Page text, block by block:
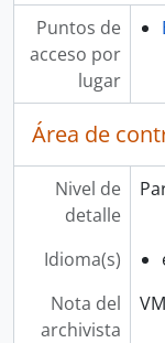
Puntos de
acceso por
lugar
Área de
Nivel de
detalle
Idioma(s)
Nota del
archivista